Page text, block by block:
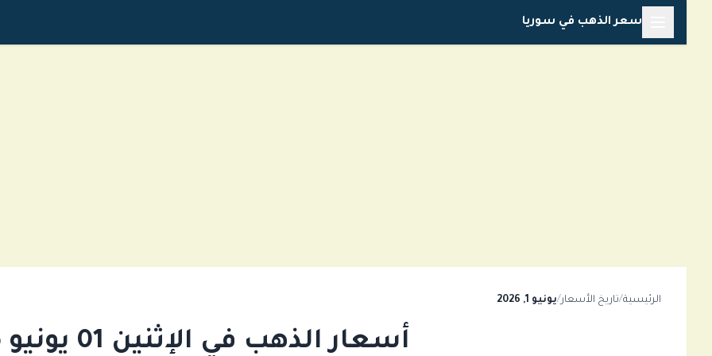
المحتوى
سعر الذهب في سوريا
الرئيسية/تاريخ الأسعار/يونيو 1, 2026
أسعار الذهب في الإثنين 01 يونيو 2026